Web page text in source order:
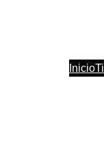
Inicio